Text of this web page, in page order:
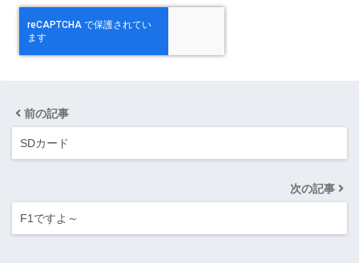
前の記事
SDカード
次の記事
F1ですよ～